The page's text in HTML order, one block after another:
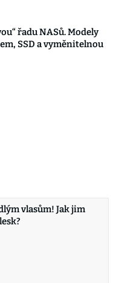
řadu NASů. Modely
SSD a vyměnitelnou
vlasům! Jak jim